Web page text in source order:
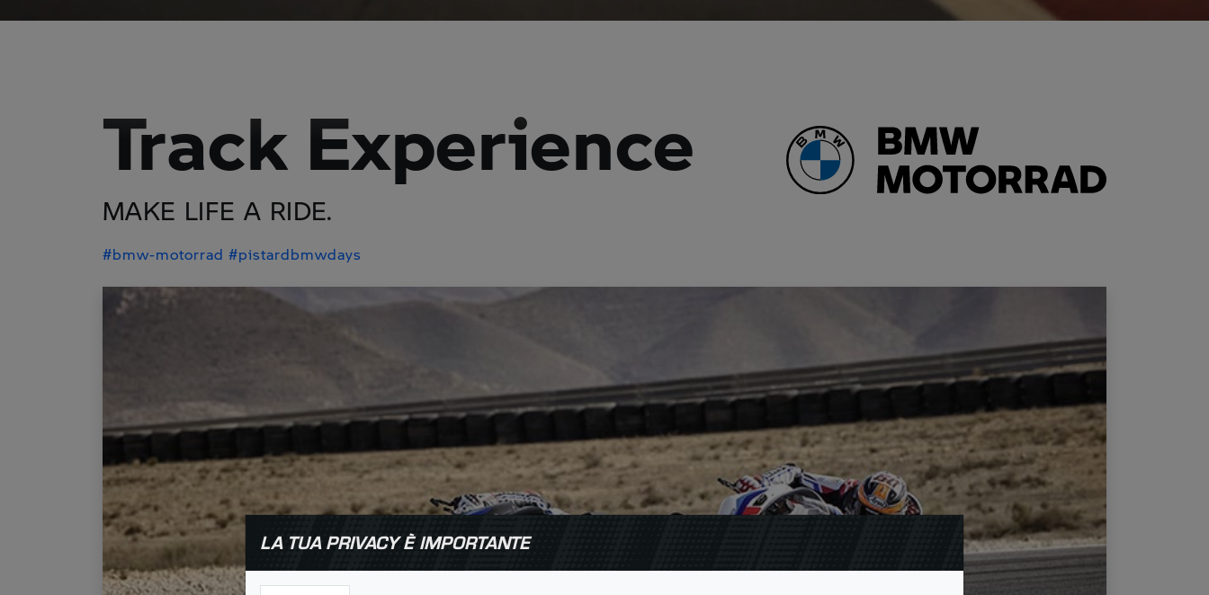
Track Experience
MAKE LIFE A RIDE.
#bmw-motorrad #pistardbmwdays
LA TUA PRIVACY È IMPORTANTE